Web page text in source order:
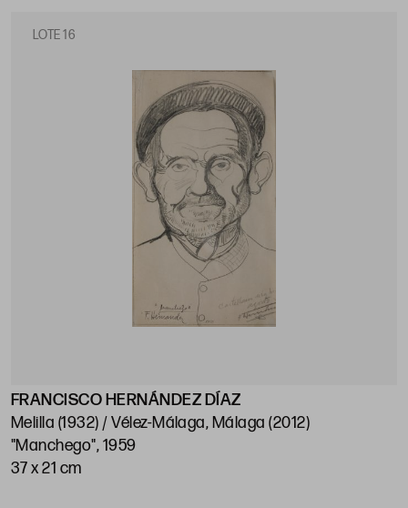
LOTE 16
FRANCISCO HERNÁNDEZ DÍAZ
Melilla (1932) / Vélez-Málaga, Málaga (2012)
"Manchego", 1959
37 x 21 cm